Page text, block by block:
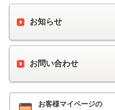
お知らせ
お問い合わせ
お客様マイページの